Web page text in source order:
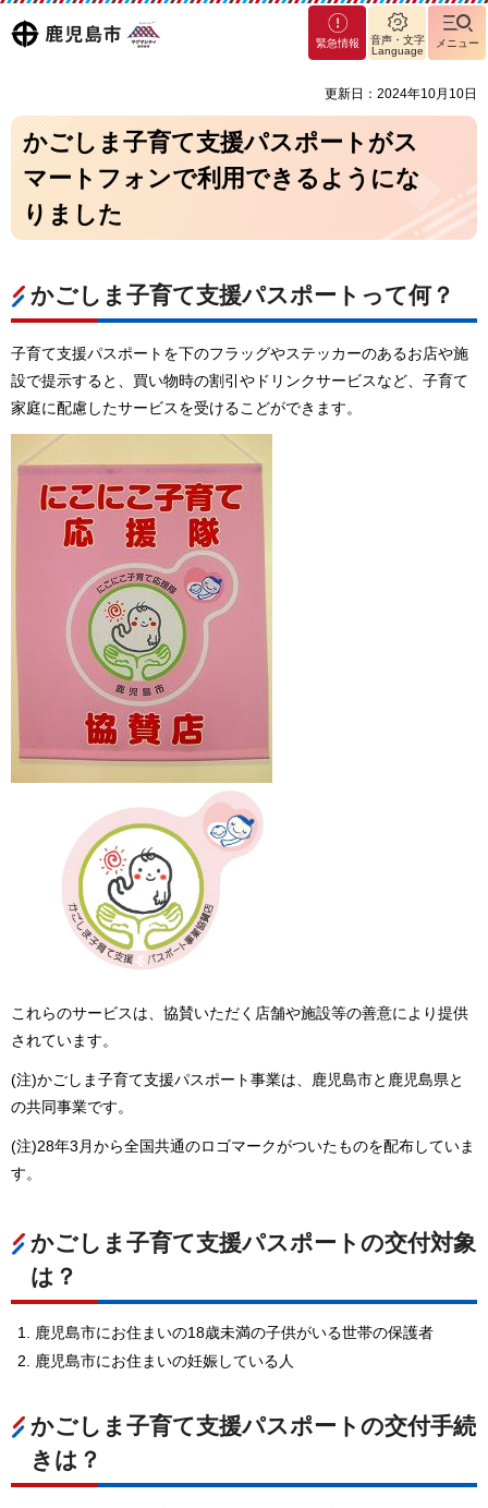
鹿児島
マグ
マシ
緊急情報
音声・文字
Language
メニュー
更新日：2024年10月10日
かごしま子育て支援パスポートがス
マートフォンで利用できるようにな
りました
かごしま子育て支援パスポートって何？
子育て支援パスポートを下のフラッグやステッカーのあるお店や施
設で提示すると、買い物時の割引やドリンクサービスなど、子育て
家庭に配慮したサービスを受けるこどができます。
これらのサービスは、協賛いただく店舗や施設等の善意により提供
されています。
(注)かごしま子育て支援パスポート事業は、鹿児島市と鹿児島県と
の共同事業です。
(注)28年3月から全国共通のロゴマークがついたものを配布していま
す。
かごしま子育て支援パスポートの交付対象
は？
鹿児島市にお住まいの18歳未満の子供がいる世帯の保護者
鹿児島市にお住まいの妊娠している人
かごしま子育て支援パスポートの交付手続
きは？